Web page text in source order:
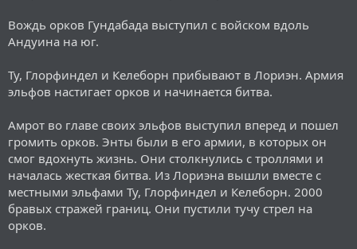
Вождь орков Гундабада выступил с войском вдоль
Андуина на юг.
Ту, Глорфиндел и Келеборн прибывают в Лориэн. Армия
эльфов настигает орков и начинается битва.
Амрот во главе своих эльфов выступил вперед и пошел
громить орков. Энты были в его армии, в которых он
смог вдохнуть жизнь. Они столкнулись с троллями и
началась жесткая битва. Из Лориэна вышли вместе с
местными эльфами Ту, Глорфиндел и Келеборн. 2000
бравых стражей границ. Они пустили тучу стрел на
орков.